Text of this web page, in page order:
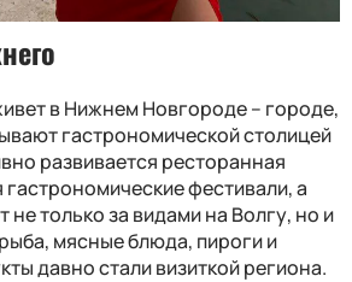
в Нижнем Новгороде – городе,
гастрономической столицей
развивается ресторанная
фестивали, а
только за видами на Волгу, но и
мясные блюда, пироги и
давно стали визиткой региона.